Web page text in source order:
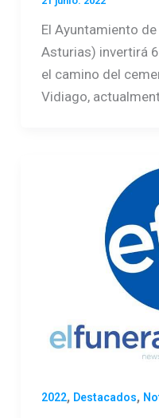
El Ayuntamiento
Asturias) invertirá
el camino del
Vidiago,
2022, Destacados,